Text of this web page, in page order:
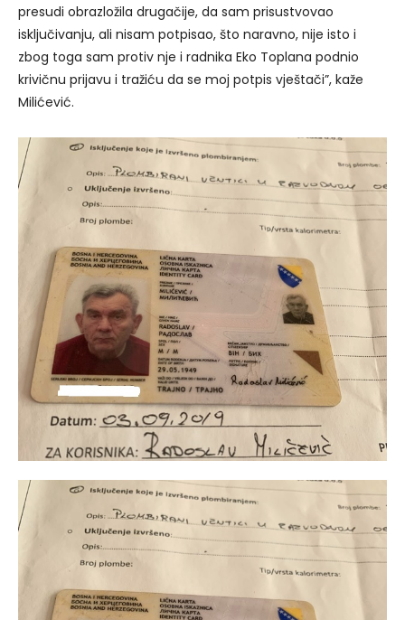
presudi obrazložila drugačije, da sam prisustvovao
isključivanju, ali nisam potpisao, što naravno, nije isto i
zbog toga sam protiv nje i radnika Eko Toplana podnio
krivičnu prijavu i tražiću da se moj potpis vještači”, kaže
Milićević.